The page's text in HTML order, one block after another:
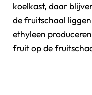
koelkast, daar
de fruitschaal
ethyleen
fruit op de